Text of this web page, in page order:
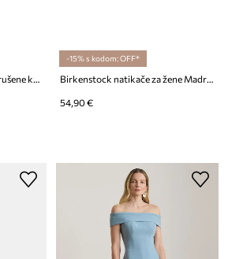
Birkenstock natikače od brušene kože Arizona Suede Leather
-15% s kodom: OFF*
Birkenstock natikače za žene Madrid Big Buckle EVA
54,90 €